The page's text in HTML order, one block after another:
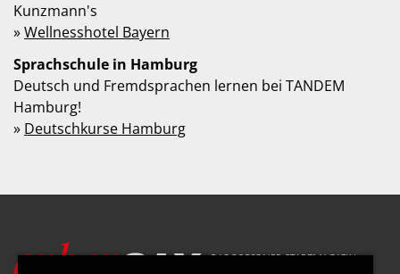
Kunzmann's
»Wellnesshotel Bayern
Sprachschule in Hamburg
Deutsch und Fremdsprachen lernen bei TANDEM
Hamburg!
» Deutschkurse Hamburg